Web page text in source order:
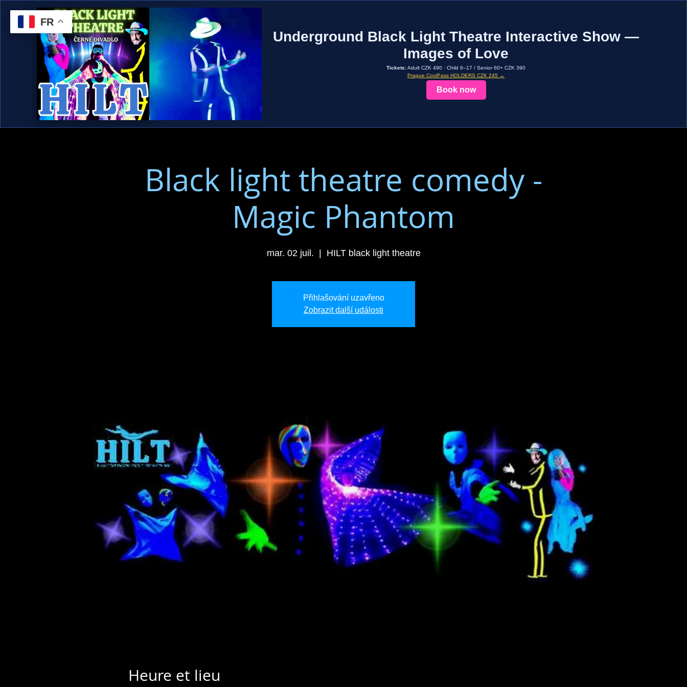
FR
Underground Black Light Theatre Interactive Show —
Images of Love
Tickets:Adult CZK 490 · Child 6–17 / Senior 60+ CZK 390
Prague CoolPass HOLDERS CZK 245 →
Book now
Black light theatre comedy -
Magic Phantom
mar. 02 juil. HILT black light theatre
Přihlašování uzavřeno
Zobrazit další události
Heure et lieu